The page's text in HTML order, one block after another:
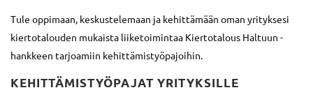
Tule oppimaan, keskustelemaan ja kehittämään oman yrityksesi
kiertotalouden mukaista liiketoimintaa Kiertotalous Haltuun -
hankkeen tarjoamiin kehittämistyöpajoihin.
KEHITTÄMISTYÖPAJAT YRITYKSILLE